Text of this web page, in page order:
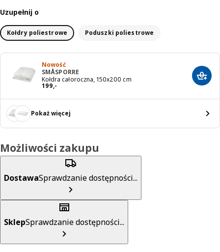
Uzupełnij o
Kołdry poliestrowe Poduszki poliestrowe
Nowość
SMÅSPORRE
Kołdra całoroczna, 150x200 cm
199,-
Cena 199,-
Pokaż więcej
Możliwości zakupu
DostawaSprawdzanie dostępności...
SklepSprawdzanie dostępności...